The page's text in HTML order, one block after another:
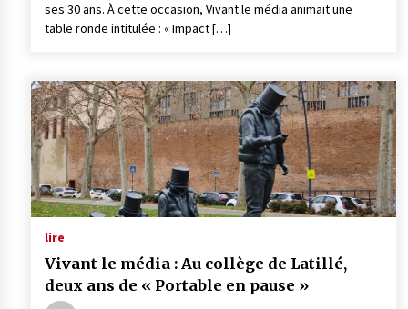
ses 30 ans. À cette occasion, Vivant le média animait une
table ronde intitulée : « Impact […]
lire
Vivant le média : Au collège de Latillé,
deux ans de « Portable en pause »